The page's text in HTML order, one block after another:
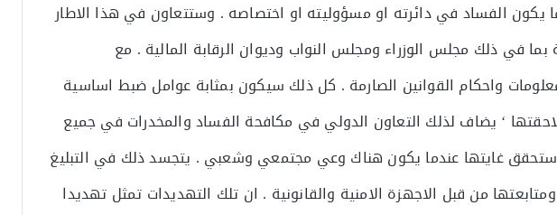
يكون الفساد في دائرته او مسؤوليته او اختصاصه . وستتعاون في هذا الاطار
في ذلك مجلس الوزراء ومجلس النواب وديوان الرقابة المالية . مع
واحكام القوانين الصارمة . كل ذلك سيكون بمثابة عوامل ضبط اساسية
‘ يضاف لذلك التعاون الدولي في مكافحة الفساد والمخدرات في جميع
ستحقق غايتها عندما يكون هناك وعي مجتمعي وشعبي . يتجسد ذلك في التبليغ
من قبل الاجهزة الامنية والقانونية . ان تلك التهديدات تمثل تهديدا